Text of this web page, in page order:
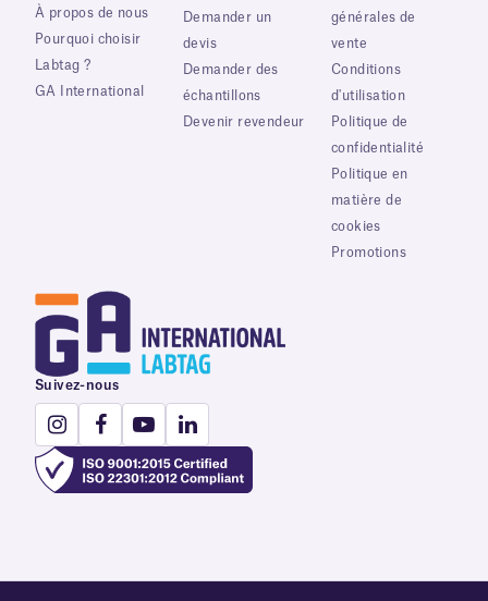
À propos de nous
Pourquoi choisir
Labtag ?
GA International
Demander un
devis
Demander des
échantillons
Devenir revendeur
générales de
vente
Conditions
d'utilisation
Politique de
confidentialité
Politique en
matière de
cookies
Promotions
Suivez-nous